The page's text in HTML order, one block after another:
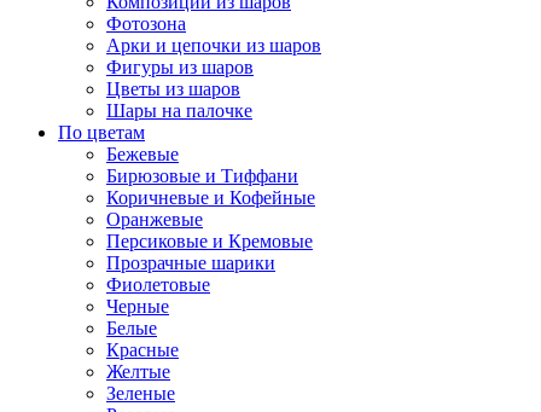
Фотозона
Арки и цепочки из шаров
Фигуры из шаров
Цветы из шаров
Шары на палочке
По цветам
Бежевые
Бирюзовые и Тиффани
Коричневые и Кофейные
Оранжевые
Персиковые и Кремовые
Прозрачные шарики
Фиолетовые
Черные
Белые
Красные
Желтые
Зеленые